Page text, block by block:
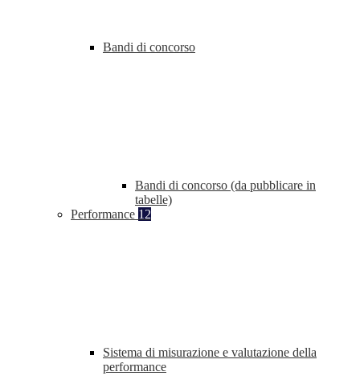
Bandi di concorso
Bandi di concorso (da pubblicare in
tabelle)
Performance 12
Sistema di misurazione e valutazione della
performance